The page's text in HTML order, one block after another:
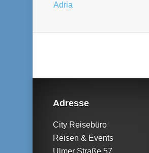
Adria
Adresse
City Reisebüro
Reisen & Events